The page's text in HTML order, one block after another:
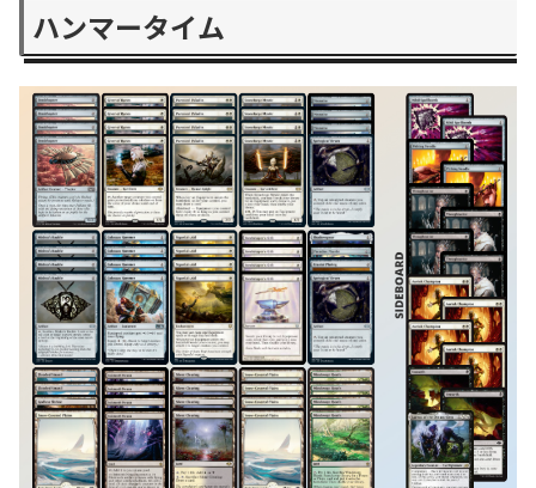
ハンマータイム